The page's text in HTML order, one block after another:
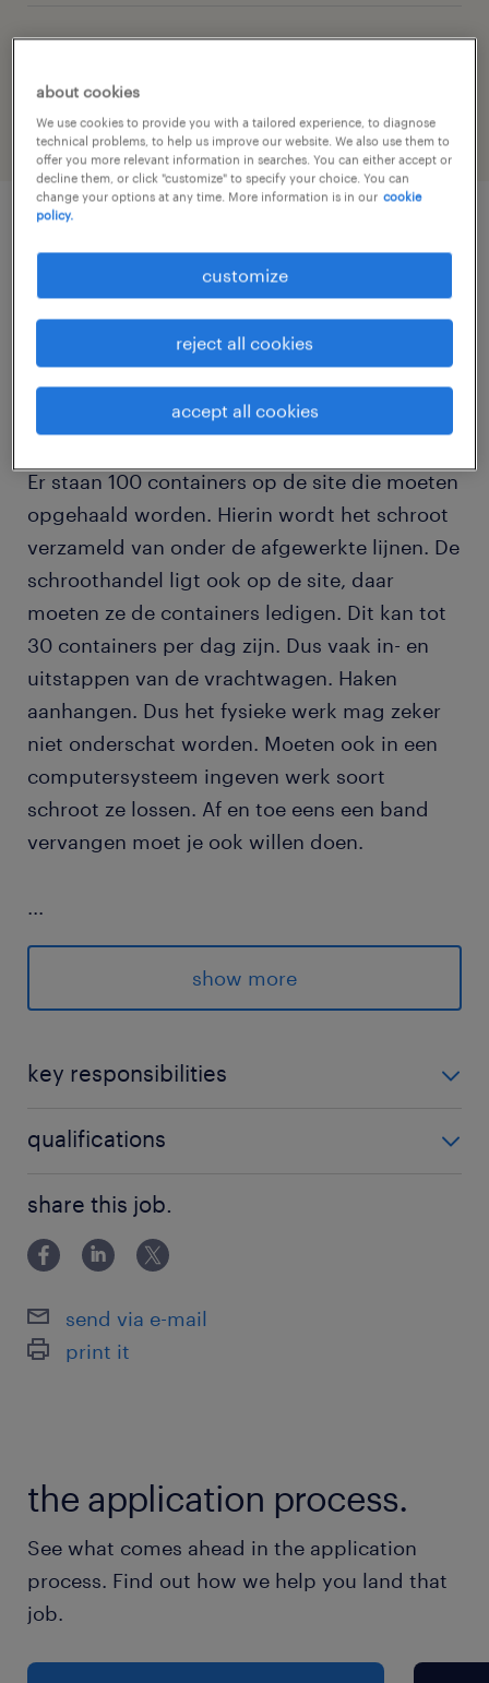
warehousing & distribution
job details
We zijn op zoek naar een chauffeur CE die
voor 1 bepaalde klant werkt.
Er staan 100 containers op de site die moeten
opgehaald worden. Hierin wordt het schroot
verzameld van onder de afgewerkte lijnen. De
schroothandel ligt ook op de site, daar
moeten ze de containers ledigen. Dit kan tot
30 containers per dag zijn. Dus vaak in- en
uitstappen van de vrachtwagen. Haken
aanhangen. Dus het fysieke werk mag zeker
niet onderschat worden. Moeten ook in een
computersysteem ingeven werk soort
schroot ze lossen. Af en toe eens een band
vervangen moet je ook willen doen.
...
Je werkt elk weekend zaterdag en zondagen
en op feestdagen (Niet op Pasen, Kerst,
's avonds.
Heb je interesse? Bel naar 089/500080 of
mail naar transport.limburg@randstad.be
Erkenningsnummer VG 458/BUOSAP
show more
key responsibilities
schroothandel.
qualifications
geldige code95 en medische schifting
Je bent in het bezit van een bestuurderskaart
share this job.
send via e-mail
print it
the application process.
See what comes ahead in the application
process. Find out how we help you land that
job.
about cookies
We use cookies to provide you with a tailored experience, to diagnose
technical problems, to help us improve our website. We also use them to
offer you more relevant information in searches. You can either accept or
decline them, or click "customize" to specify your choice. You can
change your options at any time. More information is in our cookie
policy.
customize
reject all cookies
accept all cookies